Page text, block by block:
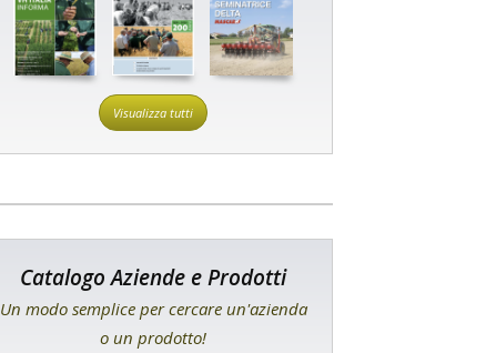
Visualizza tutti
Catalogo Aziende e Prodotti
Un modo semplice per cercare un'azienda
o un prodotto!